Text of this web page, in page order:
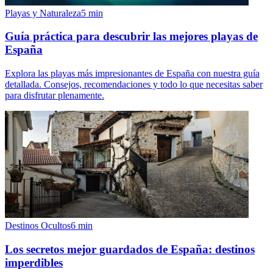
Playas y Naturaleza5 min
Guía práctica para descubrir las mejores playas de
España
Explora las playas más impresionantes de España con nuestra guía
detallada. Consejos, recomendaciones y todo lo que necesitas saber
para disfrutar plenamente.
Destinos Ocultos6 min
Los secretos mejor guardados de España: destinos
imperdibles